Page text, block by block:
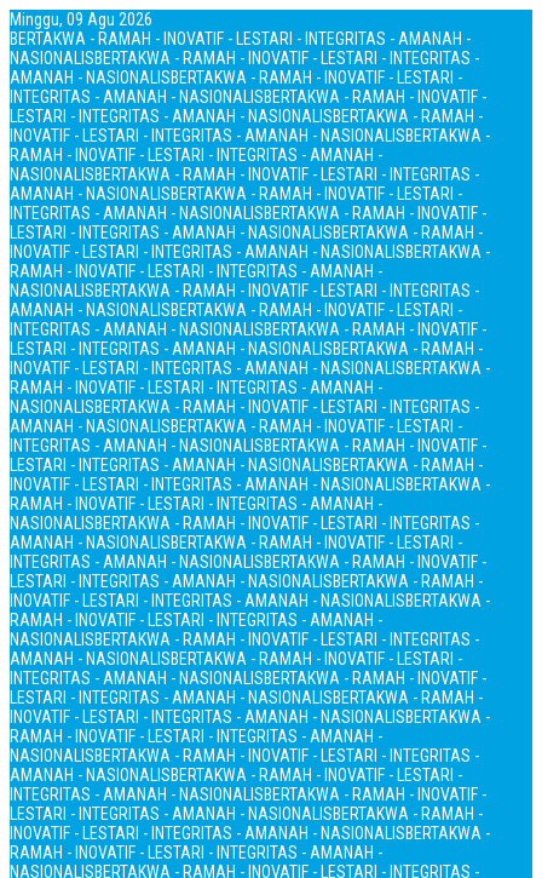
Minggu, 09 Agu 2026
BERTAKWA - RAMAH - INOVATIF - LESTARI - INTEGRITAS - AMANAH -
NASIONALISBERTAKWA - RAMAH - INOVATIF - LESTARI - INTEGRITAS -
AMANAH - NASIONALISBERTAKWA - RAMAH - INOVATIF - LESTARI -
INTEGRITAS - AMANAH - NASIONALISBERTAKWA - RAMAH - INOVATIF -
LESTARI - INTEGRITAS - AMANAH - NASIONALISBERTAKWA - RAMAH -
INOVATIF - LESTARI - INTEGRITAS - AMANAH - NASIONALISBERTAKWA -
RAMAH - INOVATIF - LESTARI - INTEGRITAS - AMANAH -
NASIONALISBERTAKWA - RAMAH - INOVATIF - LESTARI - INTEGRITAS -
AMANAH - NASIONALISBERTAKWA - RAMAH - INOVATIF - LESTARI -
INTEGRITAS - AMANAH - NASIONALISBERTAKWA - RAMAH - INOVATIF -
LESTARI - INTEGRITAS - AMANAH - NASIONALISBERTAKWA - RAMAH -
INOVATIF - LESTARI - INTEGRITAS - AMANAH - NASIONALISBERTAKWA -
RAMAH - INOVATIF - LESTARI - INTEGRITAS - AMANAH -
NASIONALISBERTAKWA - RAMAH - INOVATIF - LESTARI - INTEGRITAS -
AMANAH - NASIONALISBERTAKWA - RAMAH - INOVATIF - LESTARI -
INTEGRITAS - AMANAH - NASIONALISBERTAKWA - RAMAH - INOVATIF -
LESTARI - INTEGRITAS - AMANAH - NASIONALISBERTAKWA - RAMAH -
INOVATIF - LESTARI - INTEGRITAS - AMANAH - NASIONALISBERTAKWA -
RAMAH - INOVATIF - LESTARI - INTEGRITAS - AMANAH -
NASIONALISBERTAKWA - RAMAH - INOVATIF - LESTARI - INTEGRITAS -
AMANAH - NASIONALISBERTAKWA - RAMAH - INOVATIF - LESTARI -
INTEGRITAS - AMANAH - NASIONALISBERTAKWA - RAMAH - INOVATIF -
LESTARI - INTEGRITAS - AMANAH - NASIONALISBERTAKWA - RAMAH -
INOVATIF - LESTARI - INTEGRITAS - AMANAH - NASIONALISBERTAKWA -
RAMAH - INOVATIF - LESTARI - INTEGRITAS - AMANAH -
NASIONALISBERTAKWA - RAMAH - INOVATIF - LESTARI - INTEGRITAS -
AMANAH - NASIONALISBERTAKWA - RAMAH - INOVATIF - LESTARI -
INTEGRITAS - AMANAH - NASIONALISBERTAKWA - RAMAH - INOVATIF -
LESTARI - INTEGRITAS - AMANAH - NASIONALISBERTAKWA - RAMAH -
INOVATIF - LESTARI - INTEGRITAS - AMANAH - NASIONALISBERTAKWA -
RAMAH - INOVATIF - LESTARI - INTEGRITAS - AMANAH -
NASIONALISBERTAKWA - RAMAH - INOVATIF - LESTARI - INTEGRITAS -
AMANAH - NASIONALISBERTAKWA - RAMAH - INOVATIF - LESTARI -
INTEGRITAS - AMANAH - NASIONALISBERTAKWA - RAMAH - INOVATIF -
LESTARI - INTEGRITAS - AMANAH - NASIONALISBERTAKWA - RAMAH -
INOVATIF - LESTARI - INTEGRITAS - AMANAH - NASIONALISBERTAKWA -
RAMAH - INOVATIF - LESTARI - INTEGRITAS - AMANAH -
NASIONALISBERTAKWA - RAMAH - INOVATIF - LESTARI - INTEGRITAS -
AMANAH - NASIONALISBERTAKWA - RAMAH - INOVATIF - LESTARI -
INTEGRITAS - AMANAH - NASIONALISBERTAKWA - RAMAH - INOVATIF -
LESTARI - INTEGRITAS - AMANAH - NASIONALISBERTAKWA - RAMAH -
INOVATIF - LESTARI - INTEGRITAS - AMANAH - NASIONALISBERTAKWA -
RAMAH - INOVATIF - LESTARI - INTEGRITAS - AMANAH -
NASIONALISBERTAKWA - RAMAH - INOVATIF - LESTARI - INTEGRITAS -